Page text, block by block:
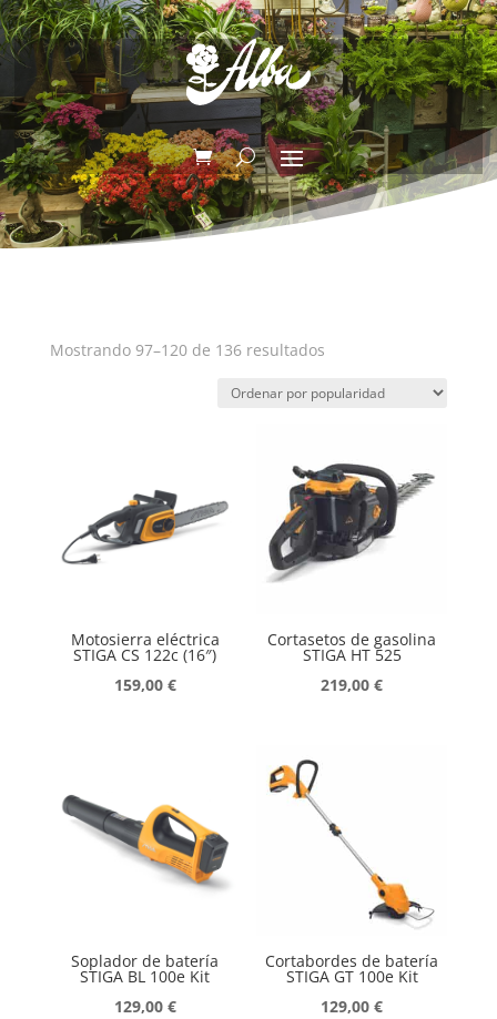
Mostrando 97–120 de 136 resultadosOrdenado
popularidad
Motosierra eléctrica
STIGA CS 122c (16″)
159,00 €
Cortasetos de gasolina
STIGA HT 525
219,00€
Soplador de batería
STIGA BL 100e Kit
129,00 €
Cortabordes de batería
STIGA GT 100e Kit
129,00€